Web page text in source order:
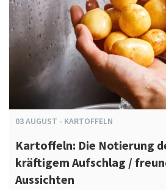
03AUGUST - KARTOFFELN
Kartoffeln: Die Notierung
kräftigem Aufschlag /
Aussichten